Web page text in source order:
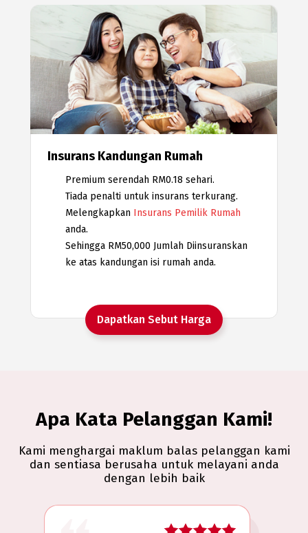
Insurans Kandungan Rumah
Premium serendah RM0.18 sehari.
Tiada penalti untuk insurans terkurang.
Melengkapkan Insurans Pemilik Rumah
anda.
Sehingga RM50,000 Jumlah Diinsuranskan
ke atas kandungan isi rumah anda.
Dapatkan Sebut Harga
Apa Kata Pelanggan Kami!
Kami menghargai maklum balas pelanggan kami
dan sentiasa berusaha untuk melayani anda
dengan lebih baik